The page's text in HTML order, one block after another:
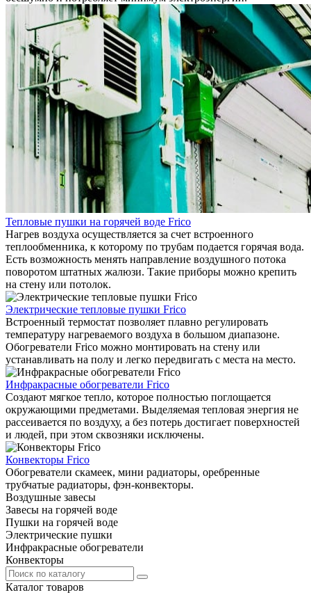
Тепловые пушки на горячей воде Frico
Нагрев воздуха осуществляется за счет встроенного
теплообменника, к которому по трубам подается горячая вода.
Есть возможность менять направление воздушного потока
поворотом штатных жалюзи. Такие приборы можно крепить
на стену или потолок.
Электрические тепловые пушки Frico
Встроенный термостат позволяет плавно регулировать
температуру нагреваемого воздуха в большом диапазоне.
Обогреватели Frico можно монтировать на стену или
устанавливать на полу и легко передвигать с места на место.
Инфракрасные обогреватели Frico
Создают мягкое тепло, которое полностью поглощается
окружающими предметами. Выделяемая тепловая энергия не
рассеивается по воздуху, а без потерь достигает поверхностей
и людей, при этом сквозняки исключены.
Конвекторы Frico
Обогреватели скамеек, мини радиаторы, оребренные
трубчатые радиаторы, фэн-конвекторы.
Воздушные завесы
Завесы на горячей воде
Пушки на горячей воде
Электрические пушки
Инфракрасные обогреватели
Конвекторы
Каталог товаров